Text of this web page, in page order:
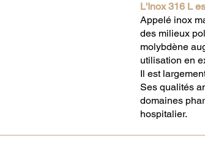
L'Inox 316 L
Appelé inox
des milieux
molybdène
utilisation en
Il est
Ses qualités
domaines
hospitalier.